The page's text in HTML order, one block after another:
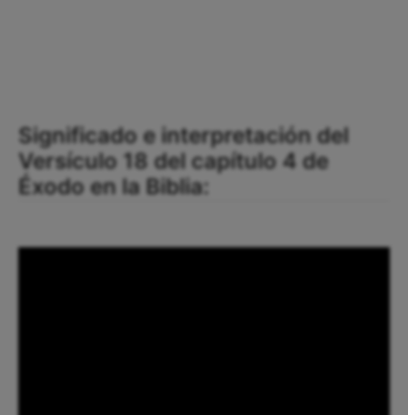
Significado e interpretación del
Versículo 18 del capítulo 4 de
Éxodo en la Biblia: